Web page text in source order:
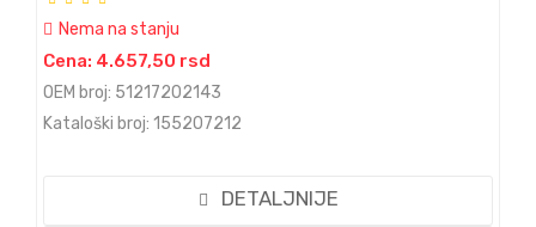
Nema na stanju
Cena: 4.657,50 rsd
OEM broj: 51217202143
Kataloški broj: 155207212
DETALJNIJE